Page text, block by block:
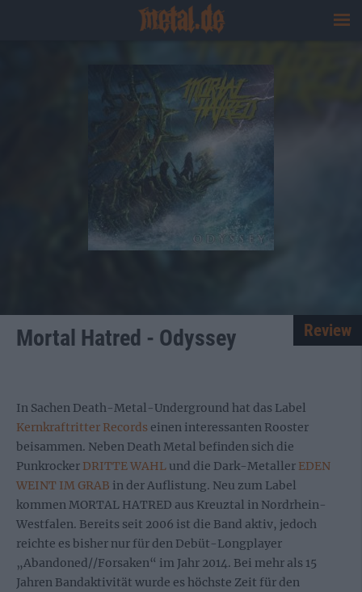
Mortal Hatred - Odyssey Review
In Sachen Death-Metal-Underground hat das Label
Kernkraftritter Records einen interessanten Rooster
beisammen. Neben Death Metal befinden sich die
Punkrocker DRITTE WAHL und die Dark-Metaller EDEN
WEINT IM GRAB in der Auflistung. Neu zum Label
kommen MORTAL HATRED aus Kreuztal in Nordrhein-
Westfalen. Bereits seit 2006 ist die Band aktiv, jedoch
reichte es bisher nur für den Debüt-Longplayer
„Abandoned//Forsaken“ im Jahr 2014. Bei mehr als 15
Jahren Bandaktivität wurde es höchste Zeit für den